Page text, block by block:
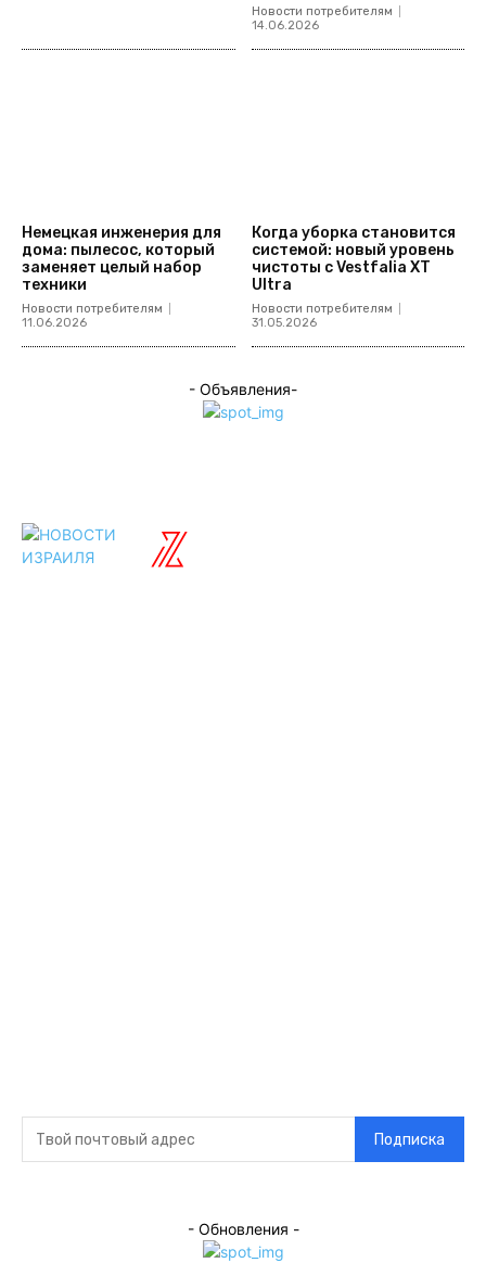
Новости потребителям
14.06.2026
Немецкая инженерия для
дома: пылесос, который
заменяет целый набор
техники
Новости потребителям
11.06.2026
Когда уборка становится
системой: новый уровень
чистоты с Vestfalia XT
Ultra
Новости потребителям
31.05.2026
- Объявления-
Подписка
- Обновления -